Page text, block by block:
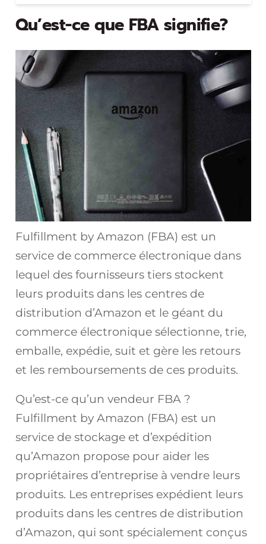
Qu’est-ce que FBA signifie?
Fulfillment by Amazon (FBA) est un
service de commerce électronique dans
lequel des fournisseurs tiers stockent
leurs produits dans les centres de
distribution d’Amazon et le géant du
commerce électronique sélectionne, trie,
emballe, expédie, suit et gère les retours
et les remboursements de ces produits.
Qu’est-ce qu’un vendeur FBA ?
Fulfillment by Amazon (FBA) est un
service de stockage et d’expédition
qu’Amazon propose pour aider les
propriétaires d’entreprise à vendre leurs
produits. Les entreprises expédient leurs
produits dans les centres de distribution
d’Amazon, qui sont spécialement conçus